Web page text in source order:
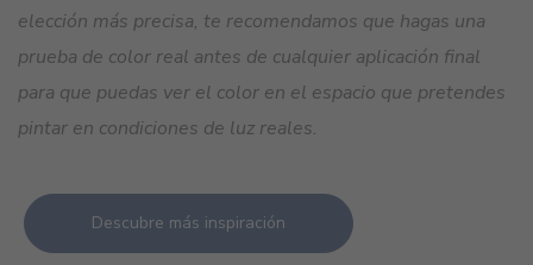
elección más precisa, te recomendamos que hagas una
prueba de color real antes de cualquier aplicación final
para que puedas ver el color en el espacio que pretendes
pintar en condiciones de luz reales.
Descubre más inspiración